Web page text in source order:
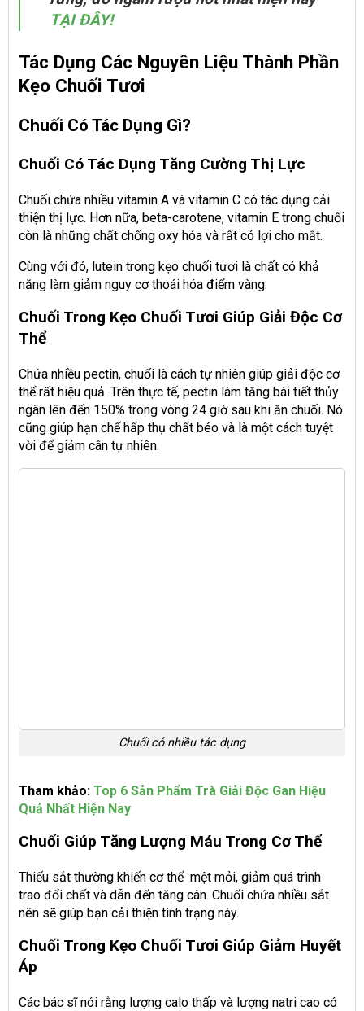
TẠI ĐÂY!
Tác Dụng Các Nguyên Liệu Thành Phần
Kẹo Chuối Tươi
Chuối Có Tác Dụng Gì?
Chuối Có Tác Dụng Tăng Cường Thị Lực
Chuối chứa nhiều vitamin A và vitamin C có tác dụng cải
thiện thị lực. Hơn nữa, beta-carotene, vitamin E trong chuối
còn là những chất chống oxy hóa và rất có lợi cho mắt.
Cùng với đó, lutein trong kẹo chuối tươi là chất có khả
năng làm giảm nguy cơ thoái hóa điểm vàng.
Chuối Trong Kẹo Chuối Tươi Giúp Giải Độc Cơ
Thể
Chứa nhiều pectin, chuối là cách tự nhiên giúp giải độc cơ
thể rất hiệu quả. Trên thực tế, pectin làm tăng bài tiết thủy
ngân lên đến 150% trong vòng 24 giờ sau khi ăn chuối. Nó
cũng giúp hạn chế hấp thụ chất béo và là một cách tuyệt
vời để giảm cân tự nhiên.
Chuối có nhiều tác dụng
Tham khảo: Top 6 Sản Phẩm Trà Giải Độc Gan Hiệu
Quả Nhất Hiện Nay
Chuối Giúp Tăng Lượng Máu Trong Cơ Thể
Thiếu sắt thường khiến cơ thể mệt mỏi, giảm quá trình
trao đổi chất và dẫn đến tăng cân. Chuối chứa nhiều sắt
nên sẽ giúp bạn cải thiện tình trạng này.
Chuối Trong Kẹo Chuối Tươi Giúp Giảm Huyết
Áp
Các bác sĩ nói rằng lượng calo thấp và lượng natri cao có